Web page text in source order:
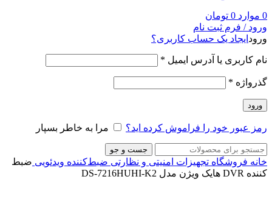
0 موارد 0 تومان
ورود / فرم ثبت نام
ورود ایجاد یک حساب کاربری؟
نام کاربری یا آدرس ایمیل *
گذرواژه *
ورود
رمز عبور خود را فراموش کرده اید؟ مرا به خاطر بسپار
جست و جو
خانه فروشگاه تجهیزات امنیتی و نظارتی ضبط‌کننده ویدئویی ضبط
کننده DVR هایک ویژن مدل DS-7216HUHI-K2